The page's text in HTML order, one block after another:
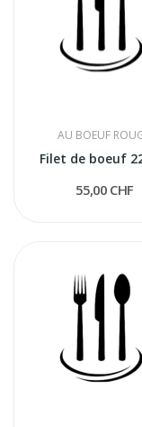
AU BOEUF
Filet
55,00 CHF